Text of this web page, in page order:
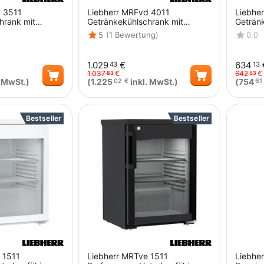
3511
mit
LED
Liebherr MRFvd 4011
Getränkekühlschrank mit
Glastür, Display und LED
Lichtsäule Schwarz
5 (1 Bewertung)
1.02943 €
1.03783€
(1.22502 € inkl. MwSt.)
0.0
634 13
64253€
(75461
Bestseller Bestseller
Liebherr MRTve 1511